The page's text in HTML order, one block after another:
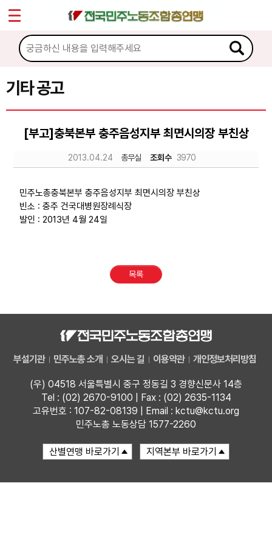
기타 공고
[부고]충북본부 충주음성지부 최면시의장 부친상
2013.04.24 총무실 조회수 3970
민주노총충북본부 충주음성지부 최면시의장 부친상
빈소 : 충주 건국대병원장례식장
발인 : 2013년 4월 24일
목록
부설기관 민주노총 소개 오시는 길 이용약관 개인정보처리방침
(우) 04518 서울특별시 중구 정동길 3 경향신문사 14층
Tel : (02) 2670-9100 | Fax : (02) 2635-1134
고유번호 : 107-82-08139 | Email : kctu@kctu.org
민주노총 노동상담 1577-2260
마이페이지
소개
소식
공지사항
성명·보도
노동상담
Sketchbook5, 스케치북5
Sketchbook5, 스케치북5